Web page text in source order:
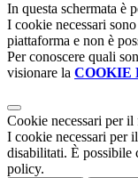
In questa schermata è
I cookie necessari
piattaforma e non è
Per conoscere quali
visionare la COOKIE
Cookie necessari per
I cookie necessari per
disabilitati. È possibile
policy.